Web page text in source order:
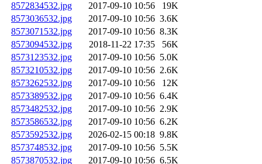
8572834532.jpg
2017-09-10 10:56
19K
8573036532.jpg
2017-09-10 10:56 3.6K
8573071532.jpg
2017-09-10 10:56 8.3K
8573094532.jpg
2018-11-22 17:35
56K
8573123532.jpg
2017-09-10 10:56 5.0K
8573210532.jpg
2017-09-10 10:56 2.6K
8573262532.jpg
2017-09-10 10:56
12K
8573389532.jpg
2017-09-10 10:56 6.4K
8573482532.jpg
2017-09-10 10:56 2.9K
8573586532.jpg
2017-09-10 10:56 6.2K
8573592532.jpg
2026-02-15 00:18 9.8K
8573748532.jpg
2017-09-10 10:56 5.5K
8573870532.jpg
2017-09-10 10:56 6.5K